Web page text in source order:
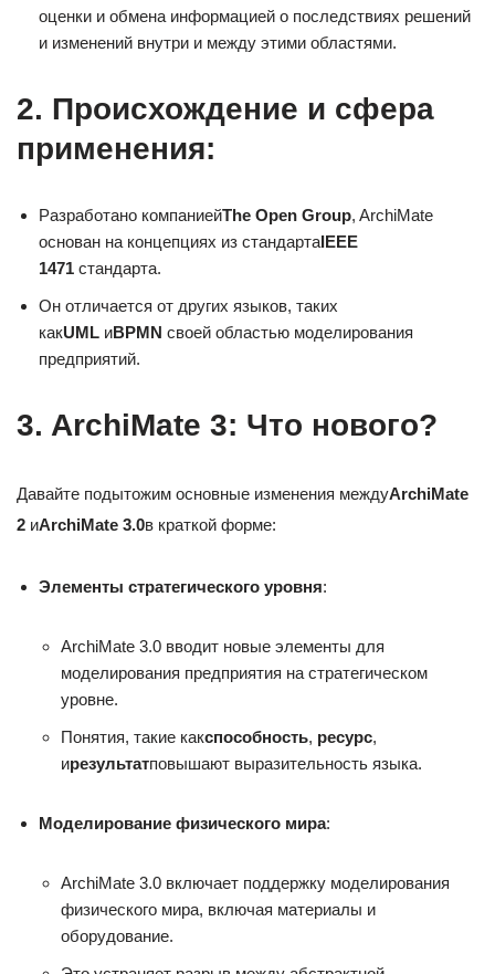
оценки и обмена информацией о последствиях решений
и изменений внутри и между этими областями.
2. Происхождение и сфера
применения:
Разработано компаниейThe Open Group, ArchiMate
основан на концепциях из стандартаIEEE
1471 стандарта.
Он отличается от других языков, таких
какUML иBPMN своей областью моделирования
предприятий.
3. ArchiMate 3: Что нового?
Давайте подытожим основные изменения междуArchiMate
2 иArchiMate 3.0в краткой форме:
Элементы стратегического уровня:
ArchiMate 3.0 вводит новые элементы для
моделирования предприятия на стратегическом
уровне.
Понятия, такие какспособность, ресурс,
ирезультатповышают выразительность языка.
Моделирование физического мира:
ArchiMate 3.0 включает поддержку моделирования
физического мира, включая материалы и
оборудование.